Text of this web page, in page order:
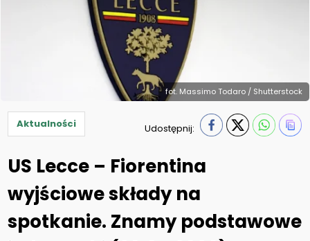
fot. Massimo Todaro / Shutterstock
Aktualności Udostępnij:
US Lecce – Fiorentina
wyjściowe składy na
spotkanie. Znamy podstawowe